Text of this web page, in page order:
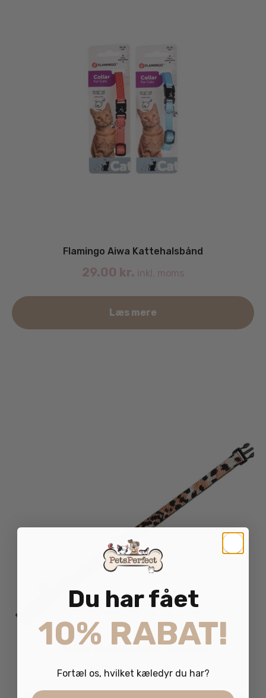
Flamingo Aiwa Kattehalsbånd
29.00 kr. inkl. moms
Læs mere
Nobby Leopard Kattehalsbånd
25.00kr. inkl. moms
Du har fået
10% RABAT!
Fortæl os, hvilket kæledyr du har?